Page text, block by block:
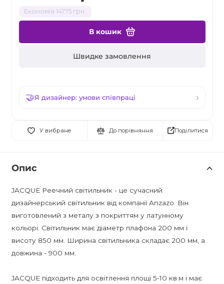
Економія 14775 грн.
В кошик
Швидке замовлення
Я дизайнер: умови співпраці
У вибране До порівняння Поділитися
Опис
JACQUE Реечний світильник - це сучасний
дизайнерський світильник від компанії Anzazo. Він
виготовлений з металу з покриттям у латунному
кольорі. Світильник має діаметр плафона 200 мм і
висоту 850 мм. Ширина світильника складає 200 мм, а
довжина - 900 мм.
JACQUE підходить для освітлення площі 5-10 кв.м і має